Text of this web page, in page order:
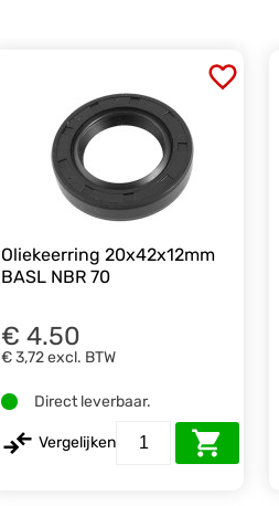
Oliekeerring 20x42x12mm
BASL NBR 70
€ 4.50
€ 3,72excl. BTW
Direct leverbaar.
Vergelijken